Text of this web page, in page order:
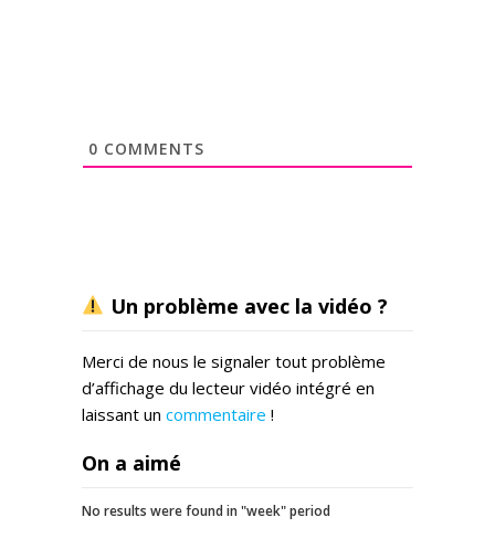
0 COMMENTS
Un problème avec la vidéo ?
Merci de nous le signaler tout problème
d’affichage du lecteur vidéo intégré en
laissant un commentaire !
On a aimé
No results were found in "week" period